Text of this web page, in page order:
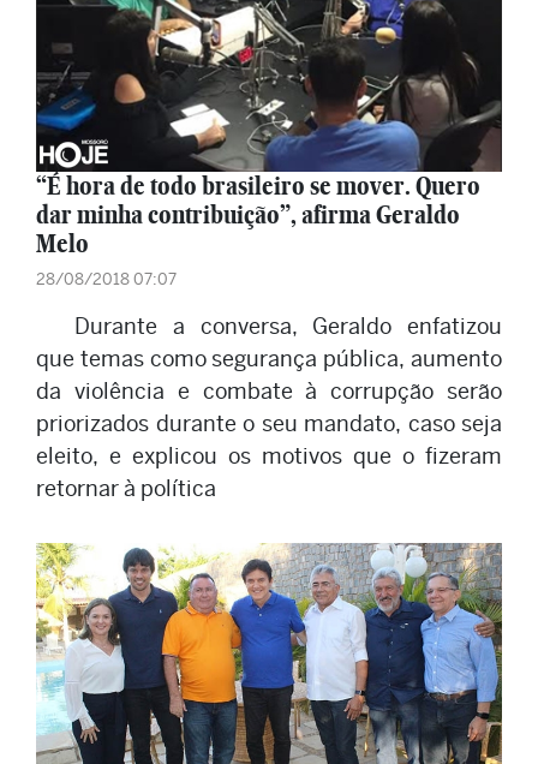
“É hora de todo brasileiro se mover. Quero
dar minha contribuição”, afirma Geraldo
Melo
28/08/2018 07:07
Durante a conversa, Geraldo enfatizou
que temas como segurança pública, aumento
da violência e combate à corrupção serão
priorizados durante o seu mandato, caso seja
eleito, e explicou os motivos que o fizeram
retornar à política